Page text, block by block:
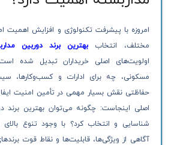
امروزه با پیشرفت تکنولوژی و افزایش اهمیت
مختلف، انتخاب بهترین برند دوربین
اولویت‌های اصلی خریداران تبدیل شده
مسکونی، چه برای ادارات و کسب‌وکارها،
حفاظتی نقش بسیار مهمی در تأمین امنیت
اصلی اینجاست: چگونه می‌توان بهترین برند
شناسایی و انتخاب کرد؟ با وجود تنوع بالای
آگاهی از ویژگی‌ها، قابلیت‌ها و نقاط قوت